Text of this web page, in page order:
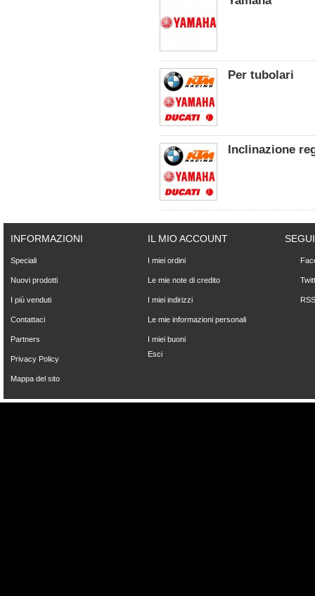
Per tubolari
Inclinazione
INFORMAZIONI
Speciali
Nuovi prodotti
I più venduti
Contattaci
Partners
Privacy Policy
Mappa del sito
IL MIO ACCOUNT
I miei ordini
Le mie note di credito
I miei indirizzi
Le mie informazioni personali
I miei buoni
Esci
RSS